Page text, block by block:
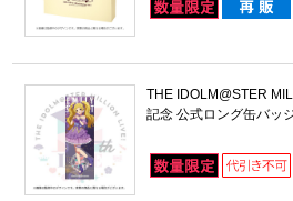
THE IDOLM@STER
記念 公式ロング缶バッ